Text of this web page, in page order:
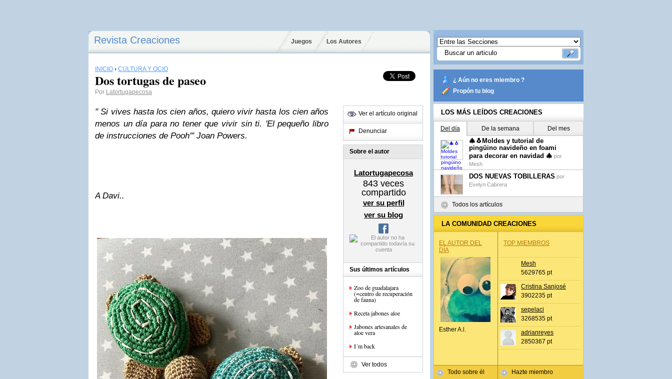
Revista Creaciones Juegos Los Autores
INICIO › CULTURA Y OCIO
Dos tortugas de paseo
Por Latortugapecosa
" Si vives hasta los cien años, quiero vivir hasta los cien años
menos un día para no tener que vivir sin ti. 'El pequeño libro
de instrucciones de Pooh'" Joan Powers.
A Davi..
Ver el artículo original
Denunciar
Sobre el autor
Latortugapecosa
843 veces
compartido
ver su perfil
ver su blog
Sus últimos artículos
Zoo de guadalajara
(=centro de recuperación
de fauna)
Receta jabones aloe
Jabones artesanales de
aloe vera
I´m back
Ver todos
¿ Aún no eres miembro ?
Propón tu blog
LOS MÁS LEÍDOS CREACIONES
Del día De la semana Del mes
🎄🐧Moldes y tutorial de
pingüino navideño en foami
para decorar en navidad 🎄 por
Mesh
DOS NUEVAS TOBILLERAS por
Evelyn Cabrera
Todos los artículos
LA COMUNIDAD CREACIONES
EL AUTOR DEL
DÍA
Esther A.l.
Todo sobre él
TOP MIEMBROS
Mesh
5629765 pt
Cristina Sanjosé
3902235 pt
sepelaci
3268535 pt
adrianreyes
2850367 pt
Hazte miembro